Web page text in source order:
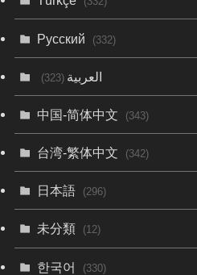
Русский (332)
العربية(323)
中国-简体中文 (343)
台湾-繁体中文 (342)
日本語 (296)
未分類 (12)
한국어 (330)